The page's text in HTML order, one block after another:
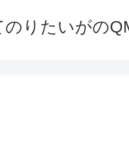
りたいがの